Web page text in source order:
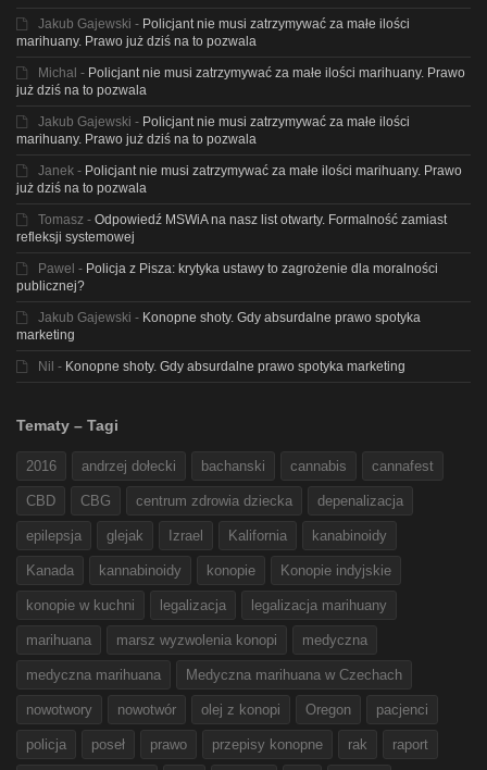
Jakub Gajewski - Policjant nie musi zatrzymywać za małe ilości
marihuany. Prawo już dziś na to pozwala
Michal - Policjant nie musi zatrzymywać za małe ilości marihuany. Prawo
już dziś na to pozwala
Jakub Gajewski - Policjant nie musi zatrzymywać za małe ilości
marihuany. Prawo już dziś na to pozwala
Janek - Policjant nie musi zatrzymywać za małe ilości marihuany. Prawo
już dziś na to pozwala
Tomasz - Odpowiedź MSWiA na nasz list otwarty. Formalność zamiast
refleksji systemowej
Pawel - Policja z Pisza: krytyka ustawy to zagrożenie dla moralności
publicznej?
Jakub Gajewski - Konopne shoty. Gdy absurdalne prawo spotyka
marketing
Nil - Konopne shoty. Gdy absurdalne prawo spotyka marketing
Tematy – Tagi
2016 andrzej dołecki bachanski cannabis cannafest
CBD CBG centrum zdrowia dziecka depenalizacja
epilepsja glejak Izrael Kalifornia kanabinoidy
Kanada kannabinoidy konopie Konopie indyjskie
konopie w kuchni legalizacja legalizacja marihuany
marihuana marsz wyzwolenia konopi medyczna
medyczna marihuana Medyczna marihuana w Czechach
nowotwory nowotwór olej z konopi Oregon pacjenci
policja poseł prawo przepisy konopne rak raport